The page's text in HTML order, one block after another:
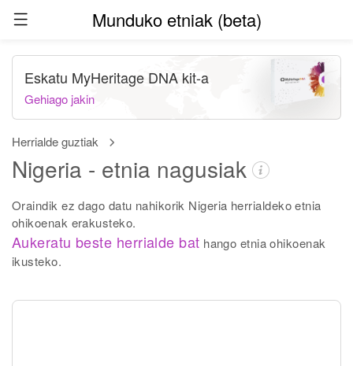
Munduko etniak (beta)
Herrialde guztiak
Nigeria - etnia nagusiak
Oraindik ez dago datu nahikorik Nigeria herrialdeko etnia
ohikoenak erakusteko.
Aukeratu beste herrialde bat hango etnia ohikoenak
ikusteko.
Eskatu MyHeritage DNA kit-a
Gehiago jakin